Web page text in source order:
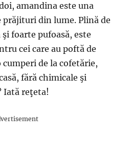
amandina este una
prăjituri din lume. Plină de
foarte pufoasă, este
cei care au poftă de
cumperi de la cofetărie,
fără chimicale şi
Iată reţeta!